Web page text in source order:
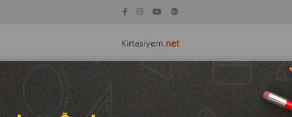
KİTAP KAĞIT ÇEŞİTLERİ TEKNOLOJİ OYUNCAK